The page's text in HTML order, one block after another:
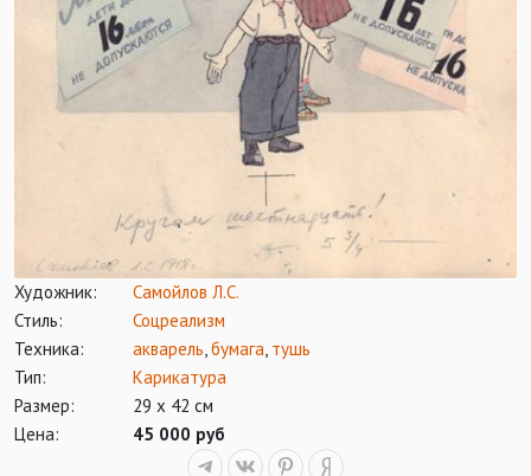
Художник:
Самойлов Л.С.
Стиль:
Соцреализм
Техника:
акварель,бумага, тушь
Тип:
Карикатура
Размер:
29 х 42 см
Цена:
45 000 руб